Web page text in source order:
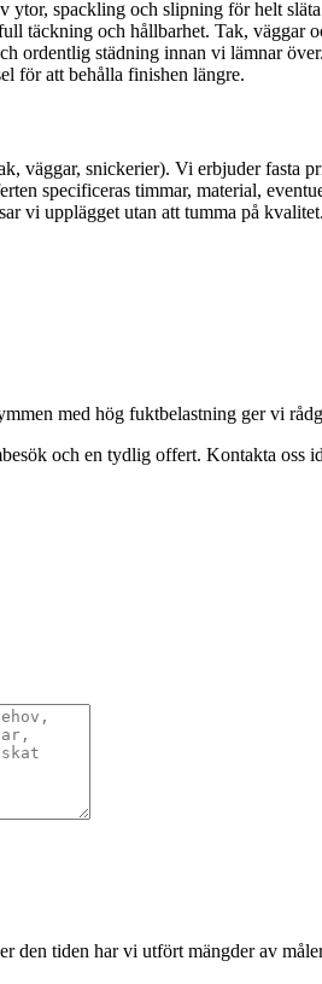
ytor, spackling och slipning för helt
och hållbarhet. Tak, väggar
ordentlig städning innan vi lämnar över.
för att behålla finishen längre.
väggar, snickerier). Vi erbjuder
specificeras timmar, material,
vi upplägget utan att tumma på
med hög fuktbelastning ger vi
och en tydlig offert. Kontakta oss
tiden har vi utfört mängder av